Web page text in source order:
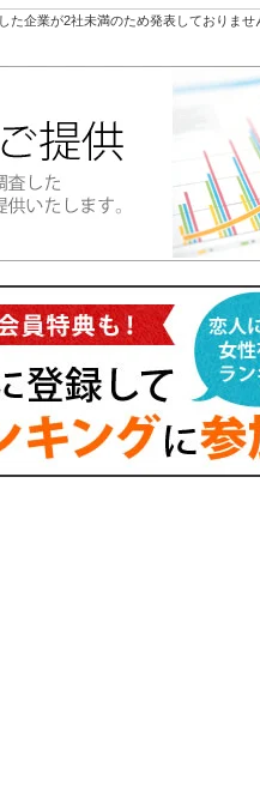
企業が2社未満のため発表しておりませ